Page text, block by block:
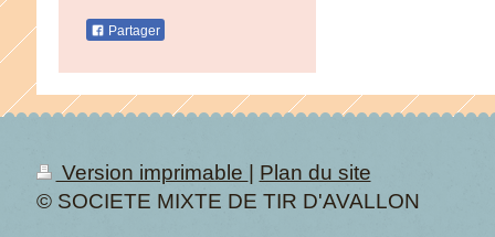
Partager
Version imprimable
Plan du site
© SOCIETE MIXTE DE TIR D'AVALLON